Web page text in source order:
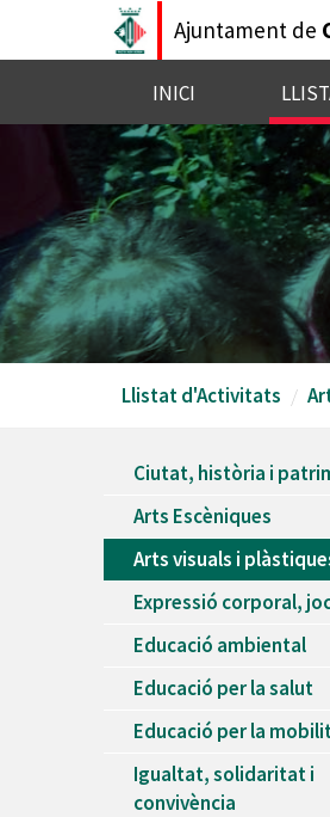
Ajuntament de
INICI
Llistat d'Activitats
Ciutat, història i
Arts Escèniques
Arts visuals i
Expressió corporal,
Educació ambiental
Educació per la salut
Educació per la
Igualtat, solidaritat i
convivència